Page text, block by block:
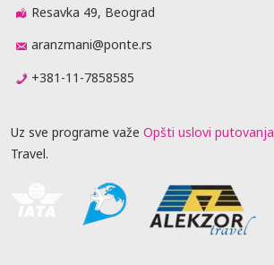
Resavka 49, Beograd
aranzmani@ponte.rs
+381-11-7858585
Uz sve programe važe Opšti uslovi putovanja
Travel.